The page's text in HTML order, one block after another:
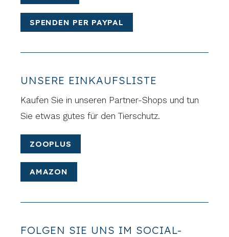
SPENDEN PER PAYPAL
UNSERE EINKAUFSLISTE
Kaufen Sie in unseren Partner-Shops und tun
Sie etwas gutes für den Tierschutz.
ZOOPLUS
AMAZON
FOLGEN SIE UNS IM SOCIAL-